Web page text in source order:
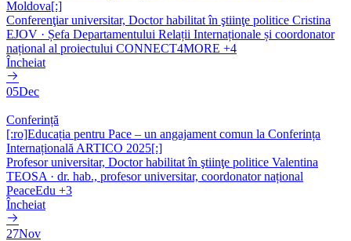
Moldova[:]
Conferenţiar universitar, Doctor habilitat în ştiinţe politice Cristina
EJOV · Șefa Departamentului Relații Internaționale și coordonator
național al proiectului CONNECT4MORE +4
Încheiat
05Dec
Conferință
[:ro]Educația pentru Pace – un angajament comun la Conferința
Internațională ARTICO 2025[:]
Profesor universitar, Doctor habilitat în ştiinţe politice Valentina
TEOSA · dr. hab., profesor universitar, coordonator național
PeaceEdu +3
Încheiat
27Nov